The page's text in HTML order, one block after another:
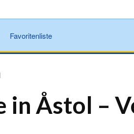
Favoritenliste
in Åstol –